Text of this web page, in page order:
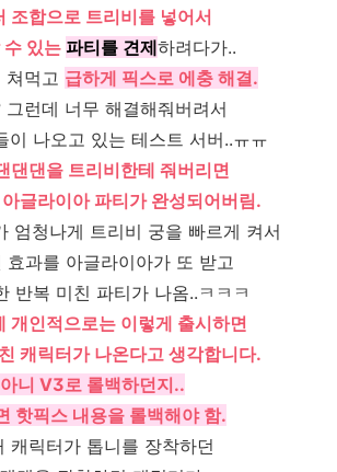
조합으로 트리비를 넣어서
있는파티를 견제하려다가..
쳐먹고 급하게 픽스로 에충 해결.
그런데 너무 해결해줘버려서
이 나오고 있는 테스트 서버..ㅠㅠ
댄댄을 트리비한테 줘버리면
글라이아 파티가 완성되어버림.
엄청나게 트리비 궁을 빠르게 켜서
효과를 아글라이아가 또 받고
반복 미친 파티가 나옴..ㅋㅋㅋ
개인적으로는 이렇게 출시하면
캐릭터가 나온다고 생각합니다.
아니 V3로 롤백하던지..
핫픽스 내용을 롤백해야 함.
캐릭터가 톱니를 장착하던